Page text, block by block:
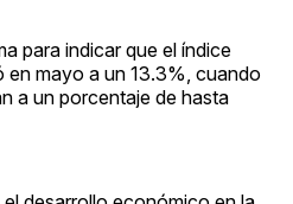
para indicar que el índice
en mayo a un 13.3%, cuando
a un porcentaje de hasta